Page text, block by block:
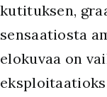
kutituksen,
sensaatiosta
elokuvaa on